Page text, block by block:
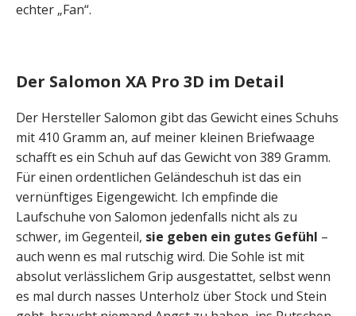
echter „Fan“.
Der Salomon XA Pro 3D im Detail
Der Hersteller Salomon gibt das Gewicht eines Schuhs
mit 410 Gramm an, auf meiner kleinen Briefwaage
schafft es ein Schuh auf das Gewicht von 389 Gramm.
Für einen ordentlichen Geländeschuh ist das ein
vernünftiges Eigengewicht. Ich empfinde die
Laufschuhe von Salomon jedenfalls nicht als zu
schwer, im Gegenteil, sie geben ein gutes Gefühl –
auch wenn es mal rutschig wird. Die Sohle ist mit
absolut verlässlichem Grip ausgestattet, selbst wenn
es mal durch nasses Unterholz über Stock und Stein